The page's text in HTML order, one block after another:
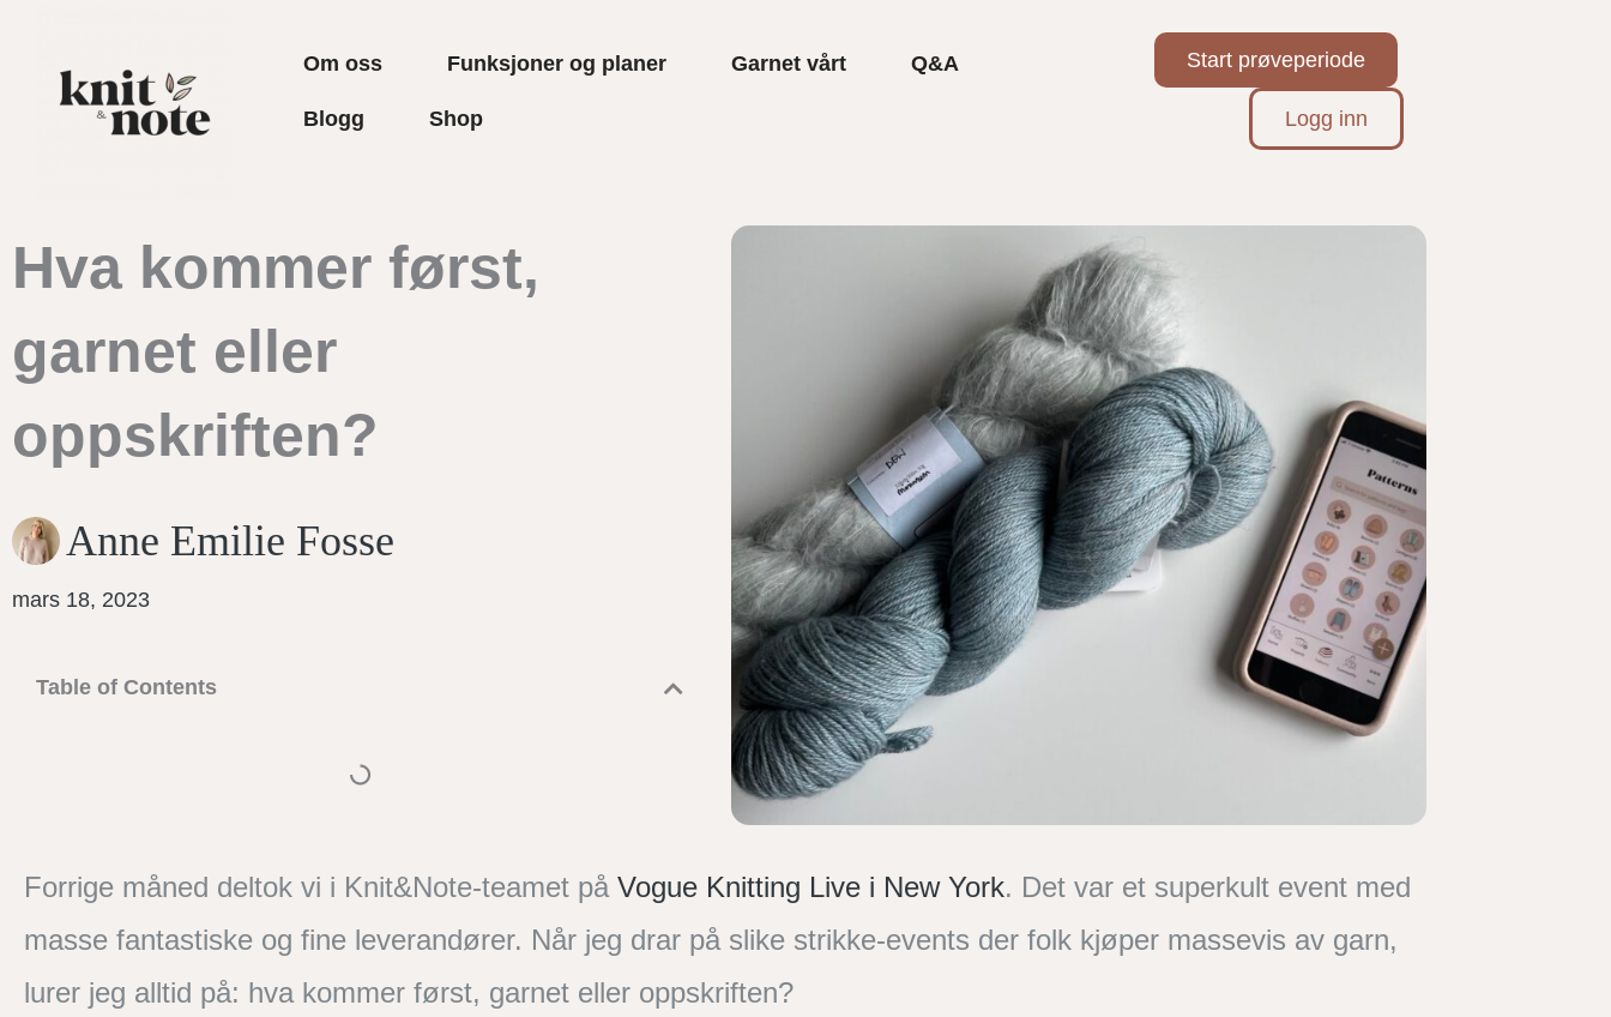
Om oss Funksjoner og planer Garnet vårt Q&A
Blogg Shop
Start prøveperiode
Logg inn
Hva kommer først,
garnet eller
oppskriften?
Anne Emilie Fosse
mars 18, 2023
Table of Contents
Forrige måned deltok vi i Knit&Note-teamet på Vogue Knitting Live i New York. Det var et superkult event med
masse fantastiske og fine leverandører. Når jeg drar på slike strikke-events der folk kjøper massevis av garn,
lurer jeg alltid på: hva kommer først, garnet eller oppskriften?